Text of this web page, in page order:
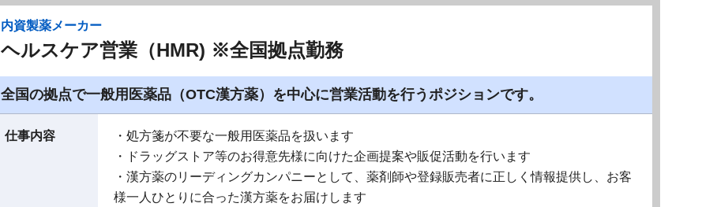
内資製薬メーカー
ヘルスケア営業（HMR) ※全国拠点勤務
全国の拠点で一般用医薬品（OTC漢方薬）を中心に営業活動を行うポジションです。
仕事内容
・処方箋が不要な一般用医薬品を扱います
・ドラッグストア等のお得意先様に向けた企画提案や販促活動を行います
・漢方薬のリーディングカンパニーとして、薬剤師や登録販売者に正しく情報提供し、お客
様一人ひとりに合った漢方薬をお届けします